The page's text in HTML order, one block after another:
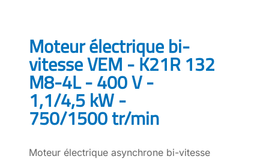
Moteur électrique bi-
vitesse VEM - K21R 132
M8-4L - 400 V -
1,1/4,5 kW -
750/1500 tr/min
Moteur électrique asynchrone bi-vitesse